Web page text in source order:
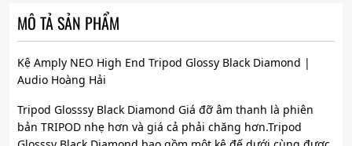
MÔ TẢ SẢN PHẨM
Kệ Amply NEO High End Tripod Glossy Black Diamond |
Audio Hoàng Hải
Tripod Glosssy Black Diamond Giá đỡ âm thanh là phiên
bản TRIPOD nhẹ hơn và giá cả phải chăng hơn.Tripod